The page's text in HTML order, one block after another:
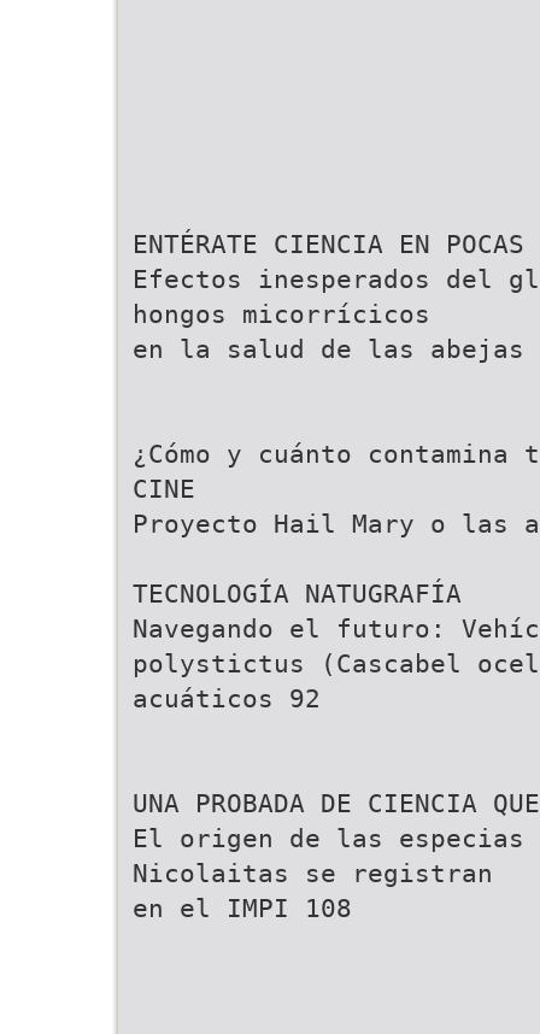
ENTÉRATE CIENCIA EN POCAS
Efectos inesperados del
hongos micorrícicos
en la salud de las abejas
¿Cómo y cuánto contamina
CINE
Proyecto Hail Mary o las
TECNOLOGÍA NATUGRAFÍA
Navegando el futuro:
polystictus (Cascabel
acuáticos 92
UNA PROBADA DE CIENCIA
El origen de las especias
Nicolaitas se registran
en el IMPI 108